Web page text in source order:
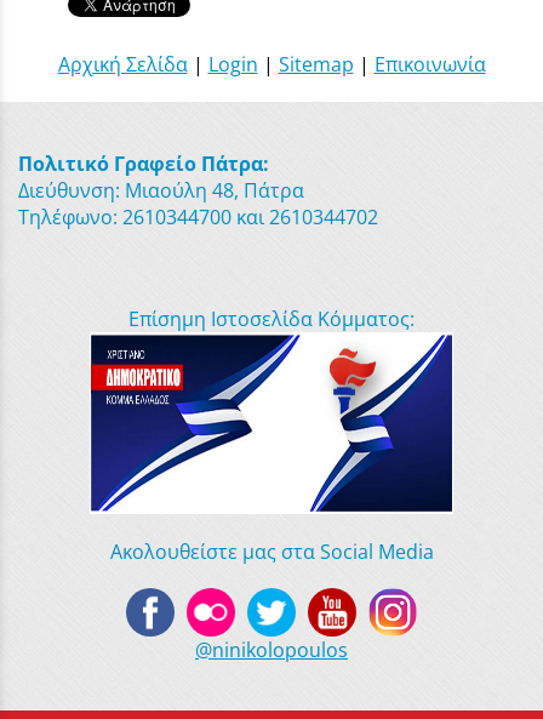
Αρχική Σελίδα| Login | Sitemap | Επικοινωνία
Πολιτικό Γραφείο Πάτρα:
Διεύθυνση: Μιαούλη 48, Πάτρα
Τηλέφωνο: 2610344700 και 2610344702
Επίσημη Ιστοσελίδα Κόμματος:
Ακολουθείστε μας στα Social Media
@ninikolopoulos